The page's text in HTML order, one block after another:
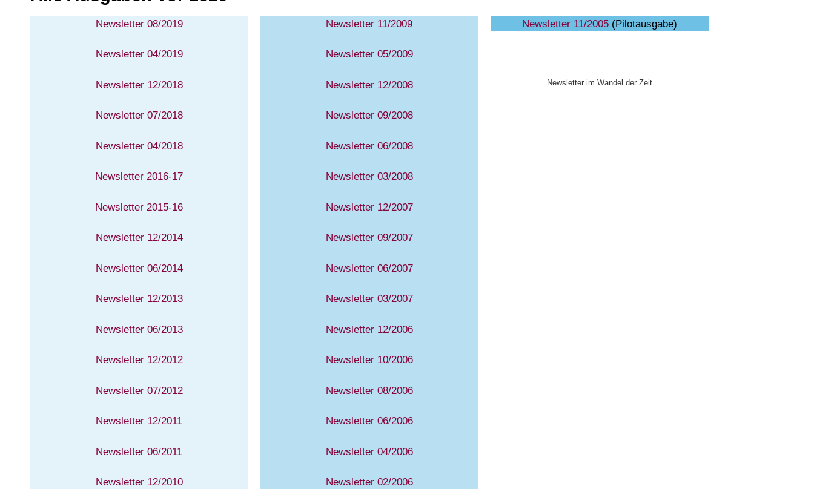
Newsletter 08/2019
Newsletter 04/2019
Newsletter 12/2018
Newsletter 07/2018
Newsletter 04/2018
Newsletter 2016-17
Newsletter 2015-16
Newsletter 12/2014
Newsletter 06/2014
Newsletter 12/2013
Newsletter 06/2013
Newsletter 12/2012
Newsletter 07/2012
Newsletter 12/2011
Newsletter 06/2011
Newsletter 12/2010
Newsletter 11/2009
Newsletter 05/2009
Newsletter 12/2008
Newsletter 09/2008
Newsletter 06/2008
Newsletter 03/2008
Newsletter 12/2007
Newsletter 09/2007
Newsletter 06/2007
Newsletter 03/2007
Newsletter 12/2006
Newsletter 10/2006
Newsletter 08/2006
Newsletter 06/2006
Newsletter 04/2006
Newsletter 02/2006
Newsletter 11/2005 (Pilotausgabe)
Newsletter im Wandel der Zeit